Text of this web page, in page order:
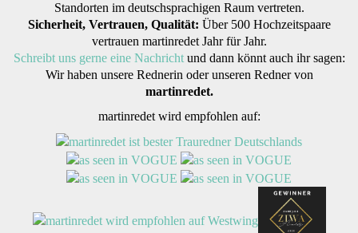
Standorten im deutschsprachigen Raum vertreten.
Sicherheit, Vertrauen, Qualität: Über 500 Hochzeitspaare
vertrauen martinredet Jahr für Jahr.
Schreibt uns gerne eine Nachrichtund dann könnt auch ihr sagen:
Wir haben unsere Rednerin oder unseren Redner von
martinredet.
martinredet wird empfohlen auf: